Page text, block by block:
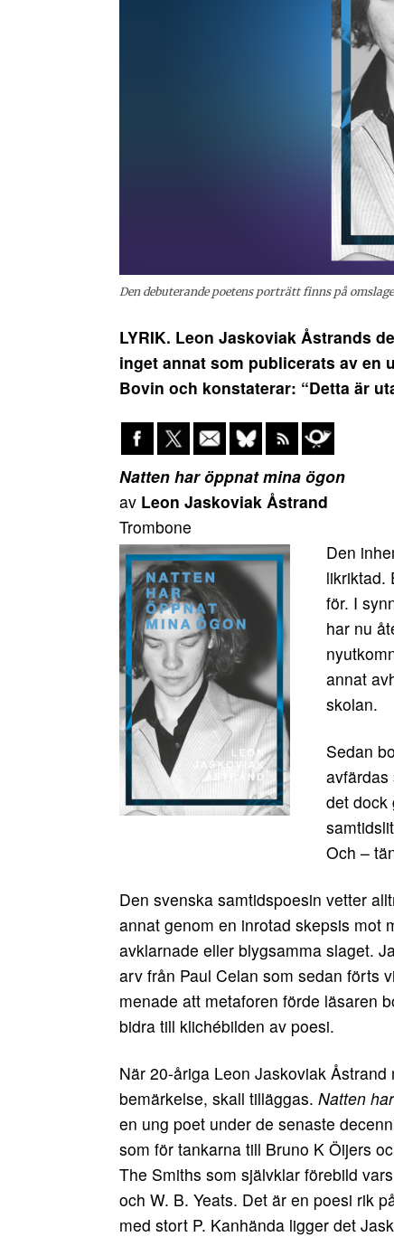
Den debuterande poetens porträtt finns på
LYRIK. Leon Jaskoviak Åstrands
inget annat som publicerats av en
Bovin och konstaterar: “Detta är
Natten har öppnat mina ögon
av Leon Jaskoviak Åstrand
Trombone
Den
likriktad.
för. I
har nu
annat
skolan.
Sedan
avfärdas
det dock
Och –
Den svenska samtidspoesin vetter
annat genom en inrotad skepsis mot
avklarnade eller blygsamma slaget.
arv från Paul Celan som sedan förts
menade att metaforen förde läsaren
bidra till klichébilden av poesi.
När 20-åriga Leon Jaskoviak
bemärkelse, skall tilläggas. Natten
en ung poet under de senaste
som för tankarna till Bruno K Öijers
The Smiths som självklar förebild
och W. B. Yeats. Det är en poesi rik
med stort P. Kanhända ligger det